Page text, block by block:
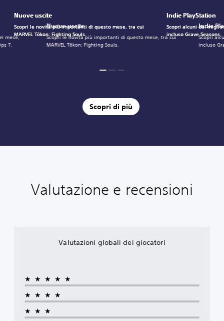
Nuove uscite
Scopri le novità più importanti di questo mese, tra cui
MARVEL Tōkon: Fighting Souls.
Indie
Scopri
incluso
mese,
7.
Nuove uscite
Scopri le novità più importanti di questo mese, tra cui
MARVEL Tōkon: Fighting Souls.
Indie PlayStation
Scopri alcuni dei
incluso Grave Seasons.
Nuove uscite
Scopri le novità più importanti di questo mese, tra cui
MARVEL Tōkon: Fighting Souls.
Indie PlayStation
Scopri alcuni dei
incluso Grave Seasons.
Nuove uscite
Scopri le novità più importanti di questo mese, tra cui
MARVEL Tōkon: Fighting Souls.
Indie PlayStation
Scopri alcuni dei
incluso Grave Seasons.
Scopri di più
Valutazione e recensioni
Valutazioni globali dei giocatori
★★★★★
★★★★
★★★